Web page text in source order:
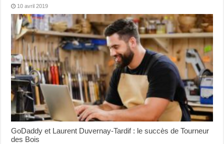
10 avril 2019
GoDaddy et Laurent Duvernay-Tardif : le succès de Tourneur
des Bois